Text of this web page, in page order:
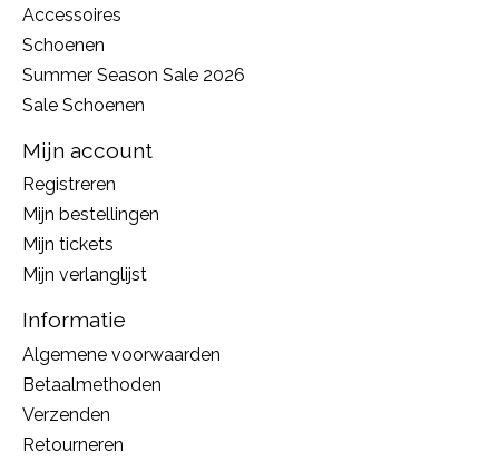
Accessoires
Schoenen
Summer Season Sale 2026
Sale Schoenen
Mijn account
Registreren
Mijn bestellingen
Mijn tickets
Mijn verlanglijst
Informatie
Algemene voorwaarden
Betaalmethoden
Verzenden
Retourneren